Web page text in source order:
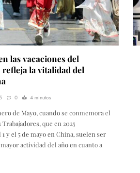
las vacaciones del
la vitalidad del
0 4 minutos
de Mayo, cuando se conmemora el
que en 2025
y el 5 de mayo en China, suelen ser
actividad del año en cuanto a